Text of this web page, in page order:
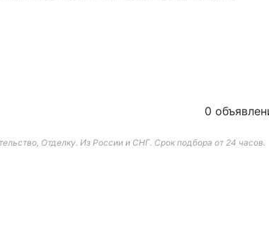
0
Отделку. Из России и СНГ. Срок подбора от 24 часов.